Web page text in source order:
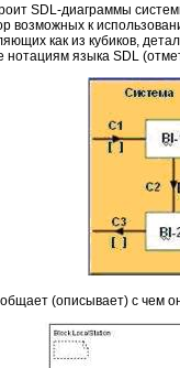
SDL-диаграммы
возможных к
как из кубиков,
нотациям языка SDL
(описывает) с чем